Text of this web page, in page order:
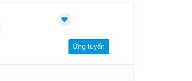
Ứng tuyển